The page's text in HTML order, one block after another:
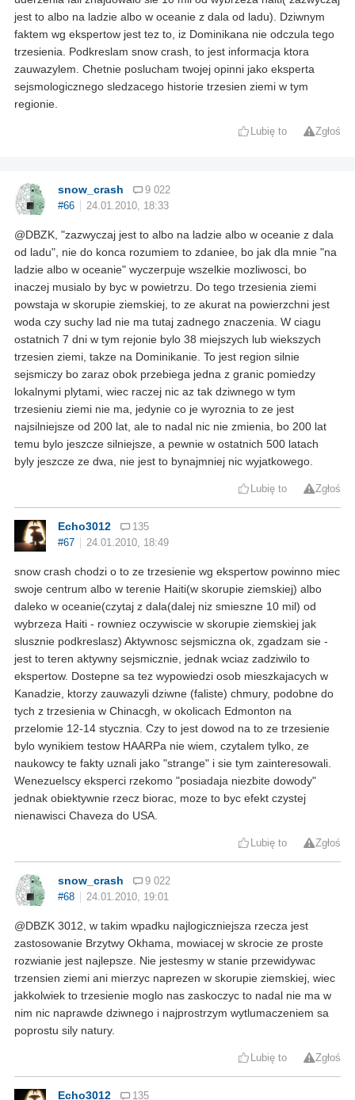
jest to albo na ladzie albo w oceanie z dala od ladu). Dziwnym
faktem wg ekspertow jest tez to, iz Dominikana nie odczula tego
trzesienia. Podkreslam snow crash, to jest informacja ktora
zauwazylem. Chetnie poslucham twojej opinni jako eksperta
sejsmologicznego sledzacego historie trzesien ziemi w tym
regionie.
Lubię to Zgłoś
snow_crash
9 022
#66
24.01.2010, 18:33
@DBZK, "zazwyczaj jest to albo na ladzie albo w oceanie z dala
od ladu", nie do konca rozumiem to zdaniee, bo jak dla mnie "na
ladzie albo w oceanie" wyczerpuje wszelkie mozliwosci, bo
inaczej musialo by byc w powietrzu. Do tego trzesienia ziemi
powstaja w skorupie ziemskiej, to ze akurat na powierzchni jest
woda czy suchy lad nie ma tutaj zadnego znaczenia. W ciagu
ostatnich 7 dni w tym rejonie bylo 38 miejszych lub wiekszych
trzesien ziemi, takze na Dominikanie. To jest region silnie
sejsmiczy bo zaraz obok przebiega jedna z granic pomiedzy
lokalnymi plytami, wiec raczej nic az tak dziwnego w tym
trzesieniu ziemi nie ma, jedynie co je wyroznia to ze jest
najsilniejsze od 200 lat, ale to nadal nic nie zmienia, bo 200 lat
temu bylo jeszcze silniejsze, a pewnie w ostatnich 500 latach
byly jeszcze ze dwa, nie jest to bynajmniej nic wyjatkowego.
Lubię to Zgłoś
Echo3012
135
#67
24.01.2010, 18:49
snow crash chodzi o to ze trzesienie wg ekspertow powinno miec
swoje centrum albo w terenie Haiti(w skorupie ziemskiej) albo
daleko w oceanie(czytaj z dala(dalej niz smieszne 10 mil) od
wybrzeza Haiti - rowniez oczywiscie w skorupie ziemskiej jak
slusznie podkreslasz) Aktywnosc sejsmiczna ok, zgadzam sie -
jest to teren aktywny sejsmicznie, jednak wciaz zadziwilo to
ekspertow. Dostepne sa tez wypowiedzi osob mieszkajacych w
Kanadzie, ktorzy zauwazyli dziwne (faliste) chmury, podobne do
tych z trzesienia w Chinacgh, w okolicach Edmonton na
przelomie 12-14 stycznia. Czy to jest dowod na to ze trzesienie
bylo wynikiem testow HAARPa nie wiem, czytalem tylko, ze
naukowcy te fakty uznali jako "strange" i sie tym zainteresowali.
Wenezuelscy eksperci rzekomo "posiadaja niezbite dowody"
jednak obiektywnie rzecz biorac, moze to byc efekt czystej
nienawisci Chaveza do USA.
Lubię to Zgłoś
snow_crash
9 022
#68
24.01.2010, 19:01
@DBZK 3012, w takim wpadku najlogiczniejsza rzecza jest
zastosowanie Brzytwy Okhama, mowiacej w skrocie ze proste
rozwianie jest najlepsze. Nie jestesmy w stanie przewidywac
trzensien ziemi ani mierzyc naprezen w skorupie ziemskiej, wiec
jakkolwiek to trzesienie moglo nas zaskoczyc to nadal nie ma w
nim nic naprawde dziwnego i najprostrzym wytlumaczeniem sa
poprostu sily natury.
Lubię to Zgłoś
Echo3012 135